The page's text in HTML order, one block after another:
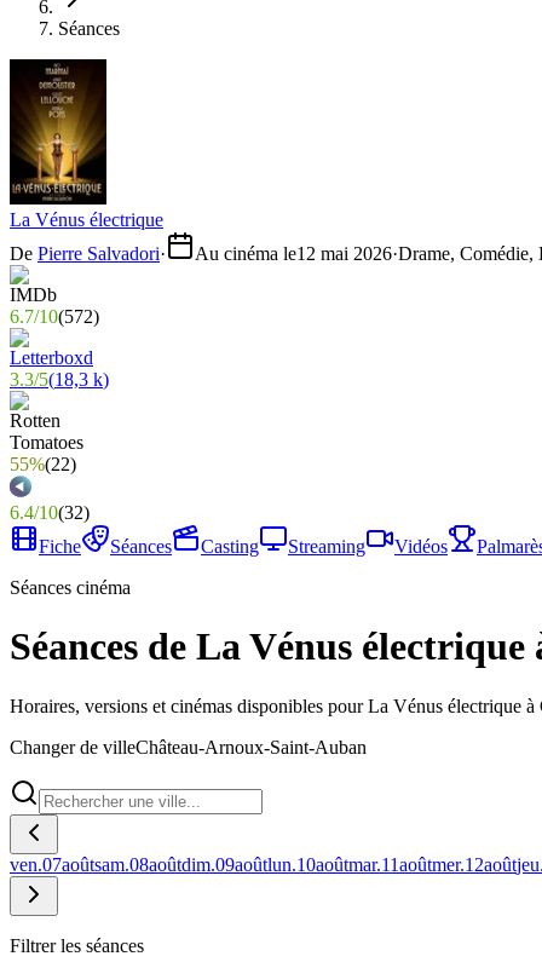
Séances
La Vénus électrique
De Pierre Salvadori· Au cinéma le12 mai 2026·Drame, Comédie,
6.7/10(572)
3.3/5(18,3 k)
55%(22)
6.4/10(32)
Fiche
Séances Casting Streaming Vidéos
Séances cinéma
Séances de La Vénus
Horaires, versions et cinémas disponibles pour La Vénus électrique
Changer de villeChâteau-Arnoux-Saint-Auban
ven.07aoûtsam.08aoûtdim.09aoûtlun.10aoûtmar.11aoûtmer.12aoûtjeu.
Filtrer les séances